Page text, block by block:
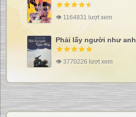
👁 1164831 lượt xem
Phải lấy người như anh
👁 3770226 lượt xem